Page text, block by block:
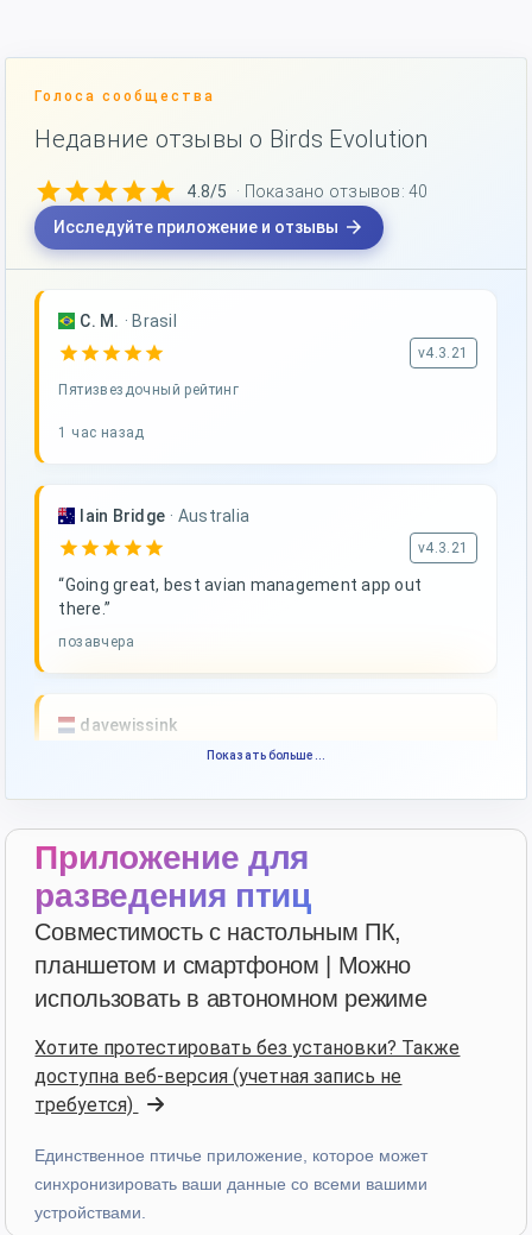
Голоса сообщества
Недавние отзывы о Birds Evolution
starstarstarstarstar 4.8/5
· Показано отзывов: 40
Исследуйте приложение и отзывы arrow_forward
C. M. · Brasil
star star star star star v4.3.21
Пятизвездочный рейтинг
1 час назад
Iain Bridge · Australia
star star star star star v4.3.21
“Going great, best avian management app out
there.”
позавчера
davewissink
François
Son accessibilité sur toutes les plateformes le rend
d'autant plus utile. Bravo!”
4 дня назад
D. P.
starstarstarstarstar_border v4.3.21
Высокая оценка — спасибо!
Показать больше...
Приложение для
разведения птиц
Совместимость с настольным ПК,
планшетом и смартфоном | Можно
использовать в автономном режиме
Хотите протестировать без установки? Также
доступна веб-версия (учетная запись не
требуется)
Единственное птичье приложение, которое может
синхронизировать ваши данные со всеми вашими
устройствами.